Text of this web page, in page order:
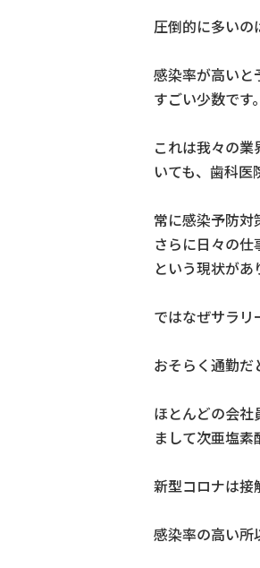
圧倒的に多いの
感染率が高いと
すごい少数です。
これは我々の
いても、歯科医
常に感染予防対
さらに日々の
という現状があ
ではなぜサラリ
おそらく通勤だ
ほとんどの会社
まして次亜塩素
新型コロナは接
感染率の高い所